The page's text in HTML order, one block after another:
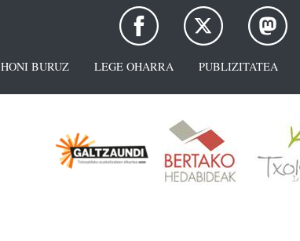
HONI BURUZ LEGE OHARRA PUBLIZITATEA